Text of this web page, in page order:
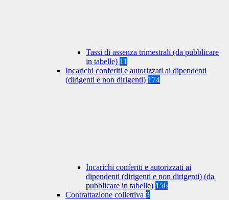
Tassi di assenza trimestrali (da pubblicare
in tabelle) 11
Incarichi conferiti e autorizzati ai dipendenti
(dirigenti e non dirigenti) 174
Incarichi conferiti e autorizzati ai
dipendenti (dirigenti e non dirigenti) (da
pubblicare in tabelle) 156
Contrattazione collettiva 3